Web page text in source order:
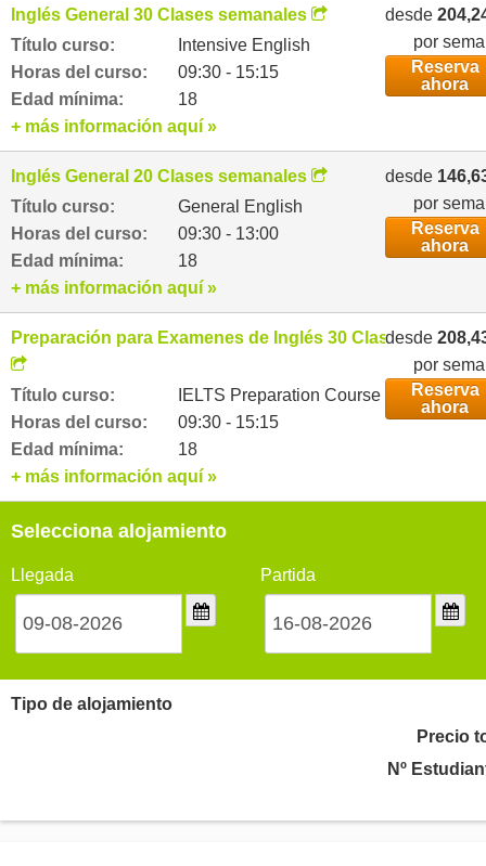
Inglés General 30 Clases semanales
Título curso:
Intensive English
Horas del curso:
09:30 - 15:15
Edad mínima:
18
desde
por
Reserva
ahora
+ más información aquí »
Inglés General 20 Clases semanales
Título curso:
General English
Horas del curso:
09:30 - 13:00
Edad mínima:
18
desde
por
Reserva
ahora
+ más información aquí »
Preparación para Examenes de Inglés 30 Clases
Título curso:
IELTS Preparation Course
Horas del curso:
09:30 - 15:15
Edad mínima:
18
desde
por
Reserva
ahora
+ más información aquí »
Selecciona alojamiento
Llegada Partida
Tipo de alojamiento
Precio
Nº